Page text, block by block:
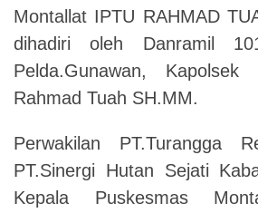
Montallat IPTU RAHMAD
dihadiri oleh Danramil
Pelda.Gunawan,
Rahmad Tuah SH.MM.
Perwakilan PT.Turangga
PT.Sinergi Hutan Sejati
Kepala Puskesmas